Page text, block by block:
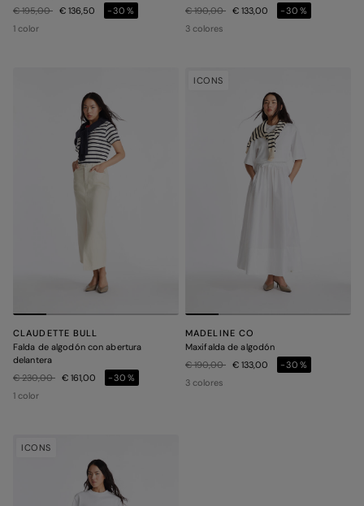
Precio rebajado de
€ 195,00a € 136,50
-30%
1 color
Precio rebajado de
€ 190,00a € 133,00
-30%
3 colores
CLAUDETTE BULL
Falda de algodón con abertura
delantera
Precio rebajado de
€ 230,00a € 161,00
-30%
1 color
ICONS
MADELINE CO
Maxifalda de algodón
Precio rebajado de
€ 190,00a € 133,00
-30%
3 colores
ICONS